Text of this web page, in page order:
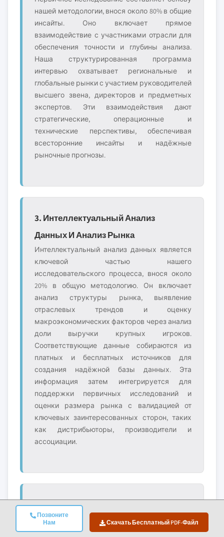
Позвоните
Нам
Скачать Бесплатный PDF-Файл
нашей методологии, внося около 80% в общие
инсайты. Оно включает прямое
взаимодействие с участниками отрасли для
обеспечения точности и глубины анализа.
Наша структурированная программа
интервью охватывает региональные и
глобальные рынки с участием руководителей
высшего звена, директоров и предметных
экспертов. Эти взаимодействия дают
стратегические, операционные и
технические перспективы, обеспечивая
всесторонние инсайты и надёжные
рыночные прогнозы.
3. Интеллектуальный Анализ
Данных И Анализ Рынка
Интеллектуальный анализ данных является
ключевой частью нашего
исследовательского процесса, внося около
20% в общую методологию. Он включает
анализ структуры рынка, выявление
отраслевых трендов и оценку
макроэкономических факторов через анализ
доли выручки крупных игроков.
Соответствующие данные собираются из
платных и бесплатных источников для
создания надёжной базы данных. Эта
информация затем интегрируется для
поддержки первичных исследований и
оценки размера рынка с валидацией от
ключевых заинтересованных сторон, таких
как дистрибьюторы, производители и
ассоциации.
4. Оценка Размера Рынка
Наша оценка размера рынка построена на
методе восходящего анализа, начиная с